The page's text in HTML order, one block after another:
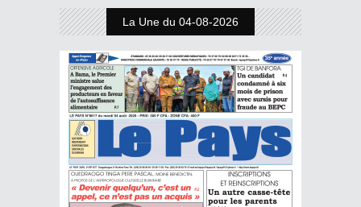
La Une du 04-08-2026